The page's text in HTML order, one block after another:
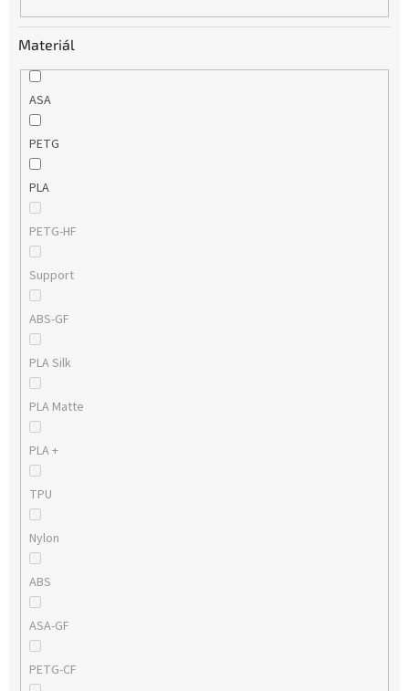
Materiál
ASA
PETG
PLA
PETG-HF
Support
ABS-GF
PLA Silk
PLA Matte
PLA +
TPU
Nylon
ABS
ASA-GF
PETG-CF